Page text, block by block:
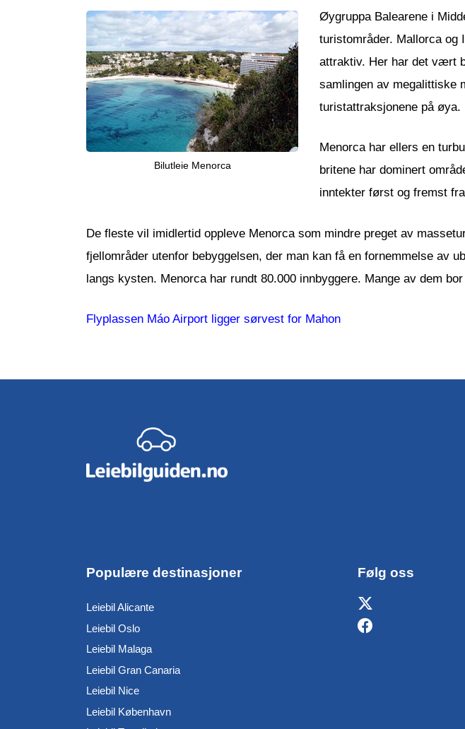
Bilutleie Menorca
Øygruppa Balearene i
turistområder. Mallorca og
attraktiv. Her har det vært
samlingen av megalittiske
turistattraksjonene på øya.
Menorca har ellers en
britene har dominert
inntekter først og fremst
De fleste vil imidlertid oppleve Menorca som mindre preget av
fjellområder utenfor bebyggelsen, der man kan få en fornemmelse av
langs kysten. Menorca har rundt 80.000 innbyggere. Mange av dem
Flyplassen Máo Airport ligger sørvest for Mahon
Populære destinasjoner
Leiebil Alicante
Leiebil Oslo
Leiebil Malaga
Leiebil Gran Canaria
Leiebil Nice
Leiebil København
Følg oss